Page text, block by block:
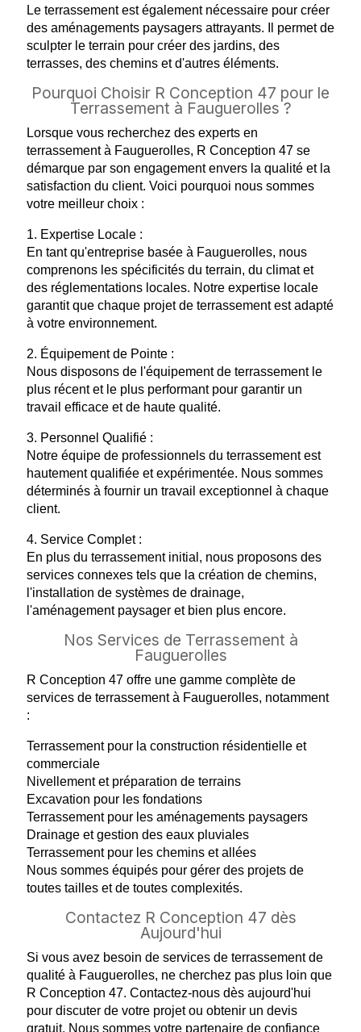
Le terrassement est également nécessaire pour créer
des aménagements paysagers attrayants. Il permet de
sculpter le terrain pour créer des jardins, des
terrasses, des chemins et d'autres éléments.
Pourquoi Choisir R Conception 47 pour le
Terrassement à Fauguerolles ?
Lorsque vous recherchez des experts en
terrassement à Fauguerolles, R Conception 47 se
démarque par son engagement envers la qualité et la
satisfaction du client. Voici pourquoi nous sommes
votre meilleur choix :
1. Expertise Locale :
En tant qu'entreprise basée à Fauguerolles, nous
comprenons les spécificités du terrain, du climat et
des réglementations locales. Notre expertise locale
garantit que chaque projet de terrassement est adapté
à votre environnement.
2. Équipement de Pointe :
Nous disposons de l'équipement de terrassement le
plus récent et le plus performant pour garantir un
travail efficace et de haute qualité.
3. Personnel Qualifié :
Notre équipe de professionnels du terrassement est
hautement qualifiée et expérimentée. Nous sommes
déterminés à fournir un travail exceptionnel à chaque
client.
4. Service Complet :
En plus du terrassement initial, nous proposons des
services connexes tels que la création de chemins,
l'installation de systèmes de drainage,
l'aménagement paysager et bien plus encore.
Nos Services de Terrassement à
Fauguerolles
R Conception 47 offre une gamme complète de
services de terrassement à Fauguerolles, notamment
:
Terrassement pour la construction résidentielle et
commerciale
Nivellement et préparation de terrains
Excavation pour les fondations
Terrassement pour les aménagements paysagers
Drainage et gestion des eaux pluviales
Terrassement pour les chemins et allées
Nous sommes équipés pour gérer des projets de
toutes tailles et de toutes complexités.
Contactez R Conception 47 dès
Aujourd'hui
Si vous avez besoin de services de terrassement de
qualité à Fauguerolles, ne cherchez pas plus loin que
R Conception 47. Contactez-nous dès aujourd'hui
pour discuter de votre projet ou obtenir un devis
gratuit. Nous sommes votre partenaire de confiance